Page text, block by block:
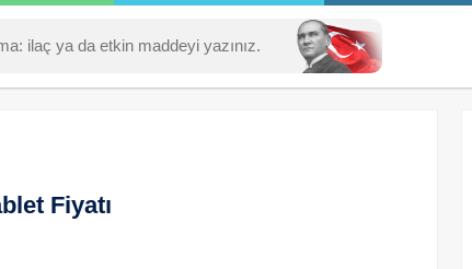
Fiyatı